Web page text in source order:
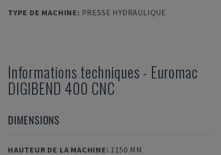
TYPE DE MACHINE: PRESSE HYDRAULIQUE
Informations techniques - Euromac
DIGIBEND 400 CNC
DIMENSIONS
HAUTEUR DE LA MACHINE: 1150 MM